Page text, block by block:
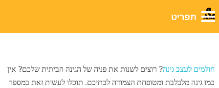
חולמים לעצב גינה? רוצים לשנות את פניה של הגינה הביתית שלכם? אין
כמו גינה מלבלבת ומטופחת הצמודה לבתיכם. תוכלו לעשות זאת במספר